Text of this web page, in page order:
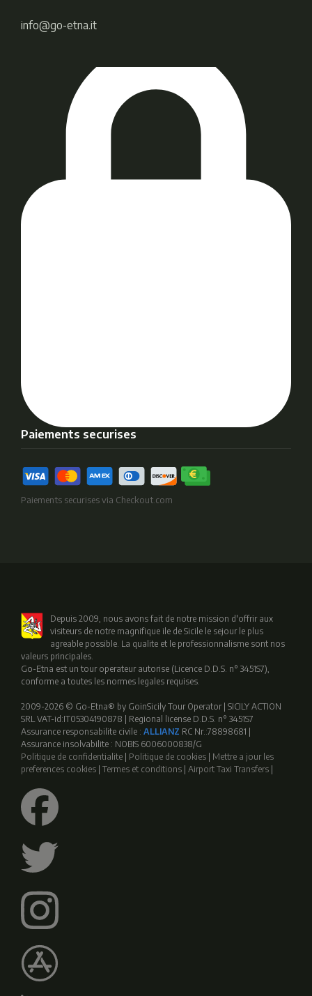
info@go-etna.it
Paiements securises
Paiements securises via Checkout.com
Depuis 2009, nous avons fait de notre mission d'offrir aux
visiteurs de notre magnifique ile de Sicile le sejour le plus
agreable possible. La qualite et le professionnalisme sont nos
valeurs principales.
Go-Etna est un tour operateur autorise (Licence D.D.S. n° 3451S7),
conforme a toutes les normes legales requises.
2009-2026 © Go-Etna® by GoinSicily Tour Operator | SICILY ACTION
SRL VAT-id:IT05304190878 | Regional license D.D.S. n° 3451S7
Assurance responsabilite civile : ALLIANZ RC Nr.:78898681 |
Assurance insolvabilite : NOBIS 6006000838/G
Politique de confidentialite
Politique de cookies
Mettre a jour les
preferences cookies Termes et conditions Airport Taxi Transfers